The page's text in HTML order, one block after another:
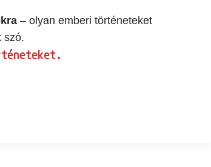
– olyan emberi történeteket